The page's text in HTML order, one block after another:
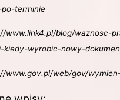
terminie
www.link4.pl/blog/waznosc-
kiedy-wyrobic-nowy-
www.gov.pl/web/gov/